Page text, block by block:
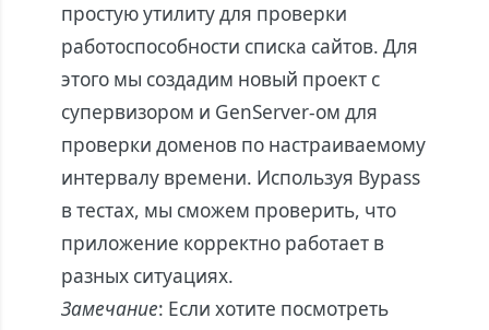
простую утилиту для проверки
работоспособности списка сайтов. Для
этого мы создадим новый проект с
супервизором и GenServer-ом для
проверки доменов по настраиваемому
интервалу времени. Используя Bypass
в тестах, мы сможем проверить, что
приложение корректно работает в
разных ситуациях.
Замечание: Если хотите посмотреть